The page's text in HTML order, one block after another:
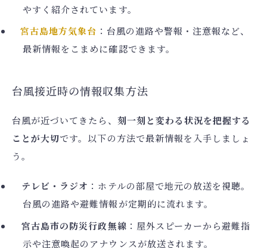
やすく紹介されています。
宮古島地方気象台 ：台風の進路や警報・注意報など、
最新情報をこまめに確認できます。
台風接近時の情報収集方法
台風が近づいてきたら、 刻一刻と変わる状況を把握する
ことが大切です。以下の方法で最新情報を入手しましょ
う。
テレビ・ラジオ ：ホテルの部屋で地元の放送を視聴。
台風の進路や避難情報が定期的に流れます。
宮古島市の防災行政無線 ：屋外スピーカーから避難指
示や注意喚起のアナウンスが放送されます。